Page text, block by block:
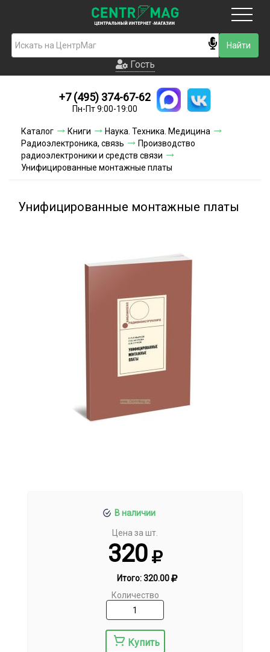
Гость
Новинки
Условия доставки
Условия оплаты
Акции и скидки
Гость
+7 (495) 374-67-62
Пн-Пт 9:00-19:00
Каталог Книги
Наука. Техника. Медицина
Радиоэлектроника, связь
Производство
радиоэлектроники и средств связи
Унифицированные монтажные платы
Унифицированные монтажные платы
В наличии
Цена за шт.
320
Итого:320.00
Количество
Купить